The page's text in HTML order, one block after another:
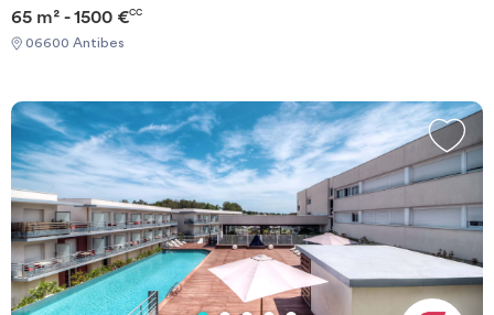
65 m² - 1500 €CC
06600 Antibes